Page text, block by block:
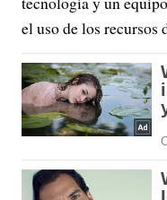
el uso de los recursos